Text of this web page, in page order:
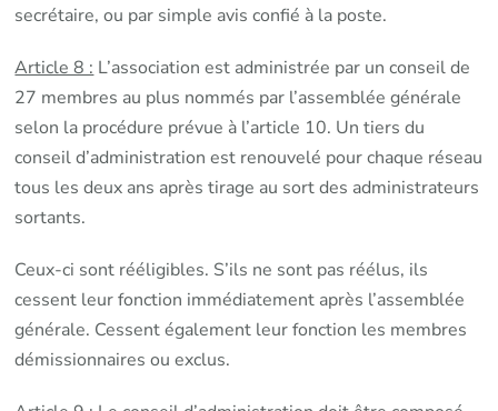
secrétaire, ou par simple avis confié à la poste.
Article 8 : L’association est administrée par un conseil de
27 membres au plus nommés par l’assemblée générale
selon la procédure prévue à l’article 10. Un tiers du
conseil d’administration est renouvelé pour chaque réseau
tous les deux ans après tirage au sort des administrateurs
sortants.
Ceux-ci sont rééligibles. S’ils ne sont pas réélus, ils
cessent leur fonction immédiatement après l’assemblée
générale. Cessent également leur fonction les membres
démissionnaires ou exclus.